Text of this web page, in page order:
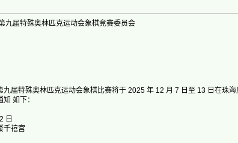
届特殊奥林匹克运动会象棋竞赛委员会
特殊奥林匹克运动会象棋比赛将于 2025 年 12 月 7 日至 13 日在珠海
如下：
日
千禧宫